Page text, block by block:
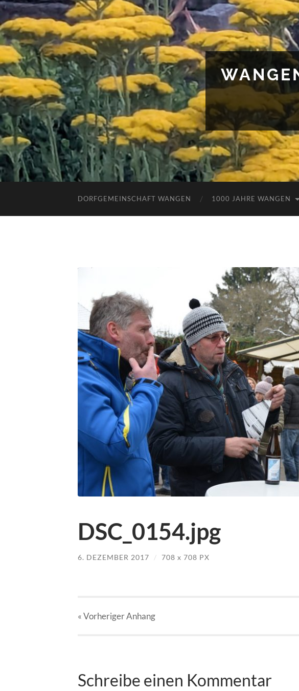
DORFGEMEINSCHAFT WANGEN 1000 JAHRE WANGEN
DSC_0154.jpg
6. DEZEMBER 2017 / 708 x 708 PX
« VorherigerAnhang
Schreibe einen Kommentar